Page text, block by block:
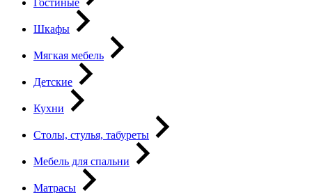
Шкафы
Мягкая мебель
Детские
Кухни
Столы, стулья, табуреты
Мебель для спальни
Матрасы